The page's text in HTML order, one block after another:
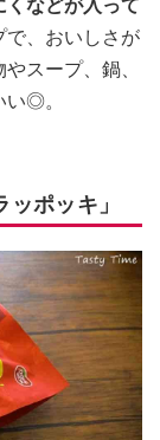
くなどが入って
で、おいしさが
スープ、鍋、
い◎。
ポッキ」